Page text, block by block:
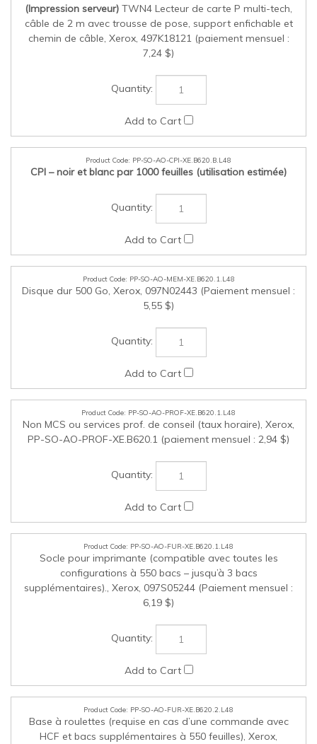
(Impression serveur) TWN4 Lecteur de carte P multi-tech,
câble de 2 m avec trousse de pose, support enfichable et
chemin de câble, Xerox, 497K18121 (paiement mensuel :
7,24 $)
CPI – noir et blanc par 1000 feuilles (utilisation estimée)
PP-SO-AO-MEM-XE.B620.1.L48
Disque dur 500 Go, Xerox, 097N02443 (Paiement mensuel :
5,55 $)
PP-SO-AO-PROF-XE.B620.1.L48
Non MCS ou services prof. de conseil (taux horaire), Xerox,
PP-SO-AO-PROF-XE.B620.1 (paiement mensuel : 2,94 $)
Socle pour imprimante (compatible avec toutes les
configurations à 550 bacs – jusqu’à 3 bacs
supplémentaires)., Xerox, 097S05244 (Paiement mensuel :
6,19 $)
PP-SO-AO-FUR-XE.B620.2.L48
Base à roulettes (requise en cas d’une commande avec
HCF et bacs supplémentaires à 550 feuilles), Xerox,
097N02447 (Paiement mensuel : 5,53 $)